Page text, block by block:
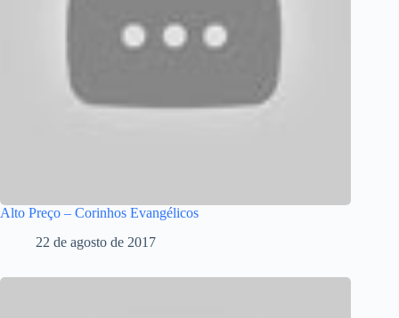
Alto Preço – Corinhos Evangélicos
22 de agosto de 2017